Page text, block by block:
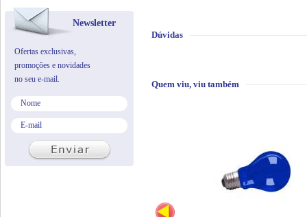
Dúvidas
Quem viu, viu também
Newsletter
Ofertas exclusivas,
promoções e novidades
no seu e-mail.